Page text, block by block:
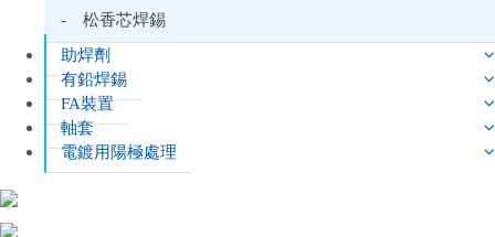
- 松香芯焊錫
助焊劑
有鉛焊錫
FA裝置
軸套
電鍍用陽極處理